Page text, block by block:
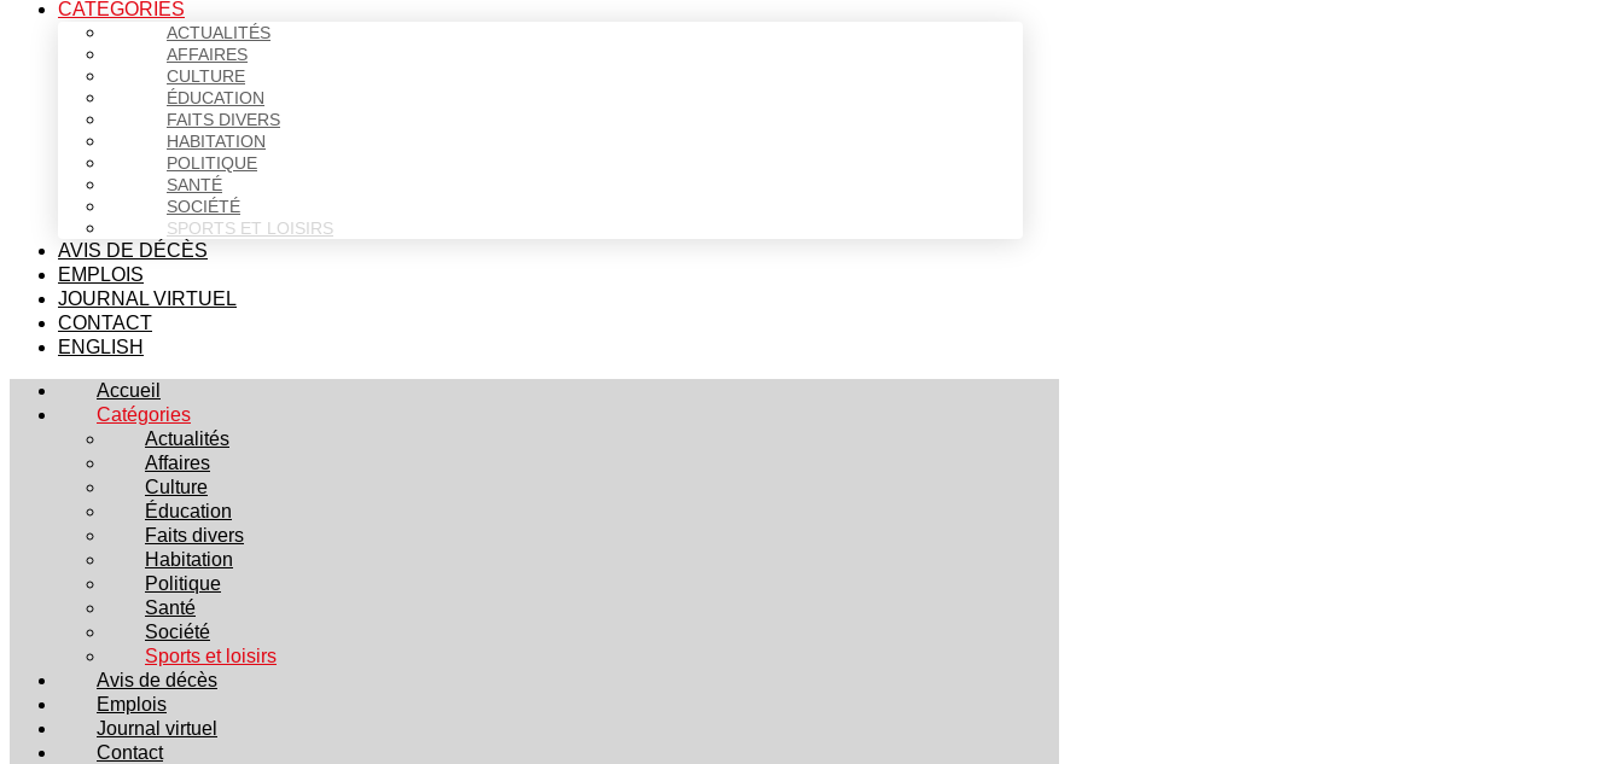
CATÉGORIES
ACTUALITÉS
AFFAIRES
CULTURE
ÉDUCATION
FAITS DIVERS
HABITATION
POLITIQUE
SANTÉ
SOCIÉTÉ
SPORTS ET LOISIRS
AVIS DE DÉCÈS
EMPLOIS
JOURNAL VIRTUEL
CONTACT
ENGLISH
Accueil
Catégories
Actualités
Affaires
Culture
Éducation
Faits divers
Habitation
Politique
Santé
Société
Sports et loisirs
Avis de décès
Emplois
Journal virtuel
Contact